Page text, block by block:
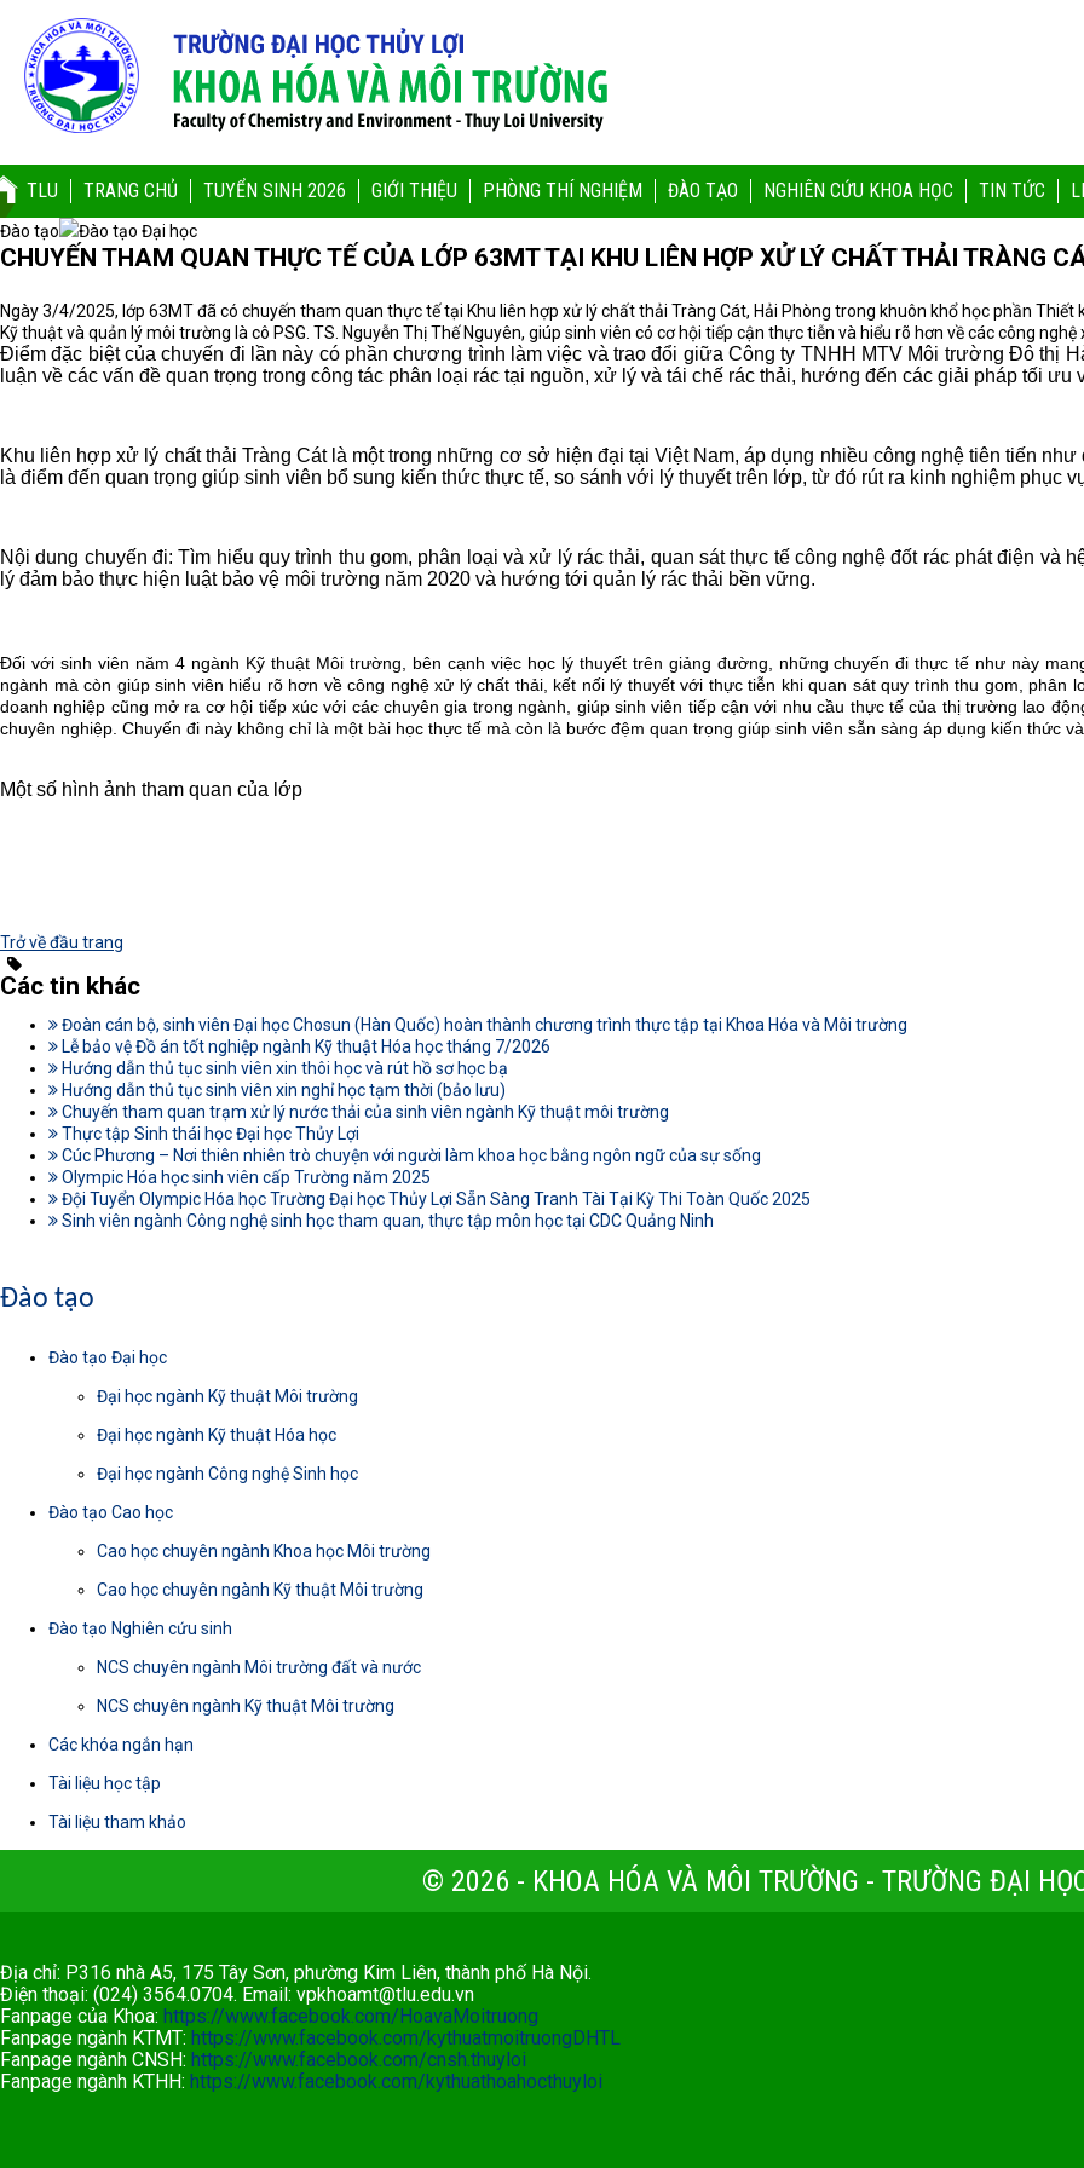
TLU TRANG CHỦ TUYỂN SINH 2026 GIỚI THIỆU PHÒNG THÍ NGHIỆM ĐÀO TẠO NGHIÊN CỨU KHOA HỌC TIN TỨC
Đào tạo Đào tạo Đại học
CHUYẾN THAM QUAN THỰC TẾ CỦA LỚP 63MT TẠI KHU LIÊN HỢP XỬ LÝ CHẤT THẢI TRÀNG
Ngày 3/4/2025, lớp 63MT đã có chuyến tham quan thực tế tại Khu liên hợp xử lý chất thải Tràng Cát, Hải Phòng trong khuôn khổ học phần
Kỹ thuật và quản lý môi trường là cô PSG. TS. Nguyễn Thị Thế Nguyên, giúp sinh viên có cơ hội tiếp cận thực tiễn và hiểu rõ hơn về các công
Điểm đặc biệt của chuyến đi lần này có phần chương trình làm việc và trao đổi giữa Công ty TNHH MTV Môi trường Đô thị
luận về các vấn đề quan trọng trong công tác phân loại rác tại nguồn, xử lý và tái chế rác thải, hướng đến các giải pháp tối
Khu liên hợp xử lý chất thải Tràng Cát là một trong những cơ sở hiện đại tại Việt Nam, áp dụng nhiều công nghệ tiên tiến
là điểm đến quan trọng giúp sinh viên bổ sung kiến thức thực tế, so sánh với lý thuyết trên lớp, từ đó rút ra kinh nghiệm phục
Nội dung chuyến đi: Tìm hiểu quy trình thu gom, phân loại và xử lý rác thải, quan sát thực tế công nghệ đốt rác phát điện và
lý đảm bảo thực hiện luật bảo vệ môi trường năm 2020 và hướng tới quản lý rác thải bền vững.
Đối với sinh viên năm 4 ngành Kỹ thuật Môi trường, bên cạnh việc học lý thuyết trên giảng đường, những chuyến đi thực tế như này
ngành mà còn giúp sinh viên hiểu rõ hơn về công nghệ xử lý chất thải, kết nối lý thuyết với thực tiễn khi quan sát quy trình thu gom, phân
doanh nghiệp cũng mở ra cơ hội tiếp xúc với các chuyên gia trong ngành, giúp sinh viên tiếp cận với nhu cầu thực tế của thị trường lao
chuyên nghiệp. Chuyến đi này không chỉ là một bài học thực tế mà còn là bước đệm quan trọng giúp sinh viên sẵn sàng áp dụng kiến thức
Một số hình ảnh tham quan của lớp
Trở về đầu trang
Các tin khác
Đoàn cán bộ, sinh viên Đại học Chosun (Hàn Quốc) hoàn thành chương trình thực tập tại Khoa Hóa và Môi trường
Lễ bảo vệ Đồ án tốt nghiệp ngành Kỹ thuật Hóa học tháng 7/2026
Hướng dẫn thủ tục sinh viên xin thôi học và rút hồ sơ học bạ
Hướng dẫn thủ tục sinh viên xin nghỉ học tạm thời (bảo lưu)
Chuyến tham quan trạm xử lý nước thải của sinh viên ngành Kỹ thuật môi trường
Thực tập Sinh thái học Đại học Thủy Lợi
Cúc Phương – Nơi thiên nhiên trò chuyện với người làm khoa học bằng ngôn ngữ của sự sống
Olympic Hóa học sinh viên cấp Trường năm 2025
Đội Tuyển Olympic Hóa học Trường Đại học Thủy Lợi Sẵn Sàng Tranh Tài Tại Kỳ Thi Toàn Quốc 2025
Sinh viên ngành Công nghệ sinh học tham quan, thực tập môn học tại CDC Quảng Ninh
Đào tạo
Đào tạo Đại học
Đại học ngành Kỹ thuật Môi trường
Đại học ngành Kỹ thuật Hóa học
Đại học ngành Công nghệ Sinh học
Đào tạo Cao học
Cao học chuyên ngành Khoa học Môi trường
Cao học chuyên ngành Kỹ thuật Môi trường
Đào tạo Nghiên cứu sinh
NCS chuyên ngành Môi trường đất và nước
NCS chuyên ngành Kỹ thuật Môi trường
Các khóa ngắn hạn
Tài liệu học tập
Tài liệu tham khảo
© 2026 - KHOA HÓA VÀ MÔI TRƯỜNG - TRƯỜNG ĐẠI
Địa chỉ: P316 nhà A5, 175 Tây Sơn, phường Kim Liên, thành phố Hà Nội.
Điện thoại: (024) 3564.0704. Email: vpkhoamt@tlu.edu.vn
Fanpage của Khoa: https://www.facebook.com/HoavaMoitruong
Fanpage ngành KTMT: https://www.facebook.com/kythuatmoitruongDHTL
Fanpage ngành CNSH: https://www.facebook.com/cnsh.thuyloi
Fanpage ngành KTHH: https://www.facebook.com/kythuathoahocthuyloi